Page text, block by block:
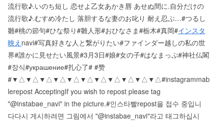
流行歌♪.いのち短し 恋せよ乙女あかき唇 あせぬ間に.自分だけの
流行歌♪.むすめ冷たし 落胆するな妻のお叱り 耐え忍ぶ…#つるし
雛#桃の節句#ひな祭り#雛人形#おひなさま#栃木#真岡#インスタ
映え navi#写真好きな人と繋がりたい#ファインダー越しの私の世
界#誰かに見せたい風景#3月3日#娘#女の子#はなまっぷ#神社仏閣
#장식#украшение#扎心了# #赞
# ▼△▼△▼△▼△▼△▼△▼△▼△▼△▼△▼△ #instagrammab
le repost Accepting If you wish to repost please tag
"@instabae_navi" in the picture. #인스타빨 repost을 접수 중입니
다 다시 게시하려면 그림에서 "@instabae_navi"라고 태그하십시